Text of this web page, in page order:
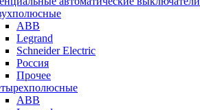
ABB
Legrand
Schneider Electric
Россия
Прочее
ABB